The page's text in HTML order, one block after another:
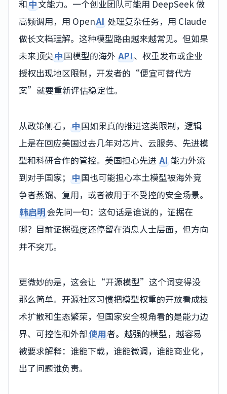
和中文能力。一个创业团队可能用 DeepSeek 做
高频调用，用 OpenAI 处理复杂任务，用 Claude
做长文档理解。这种模型路由越来越常见。但如果
未来顶尖中国模型的海外 API、权重发布或企业
授权出现地区限制，开发者的“便宜可替代方
案”就要重新评估稳定性。
从政策侧看， 中国如果真的推进这类限制，逻辑
上是在回应美国过去几年对芯片、云服务、先进模
型和科研合作的管控。美国担心先进 AI 能力外流
到对手国家； 中国也可能担心本土模型被海外竞
争者蒸馏、复用，或者被用于不受控的安全场景。
韩启明会先问一句：这句话是谁说的，证据在
哪？目前证据强度还停留在消息人士层面，但方向
并不突兀。
更微妙的是，这会让“开源模型”这个词变得没
那么简单。开源社区习惯把模型权重的开放看成技
术扩散和生态繁荣，但国家安全视角看的是能力边
界、可控性和外部使用者。越强的模型，越容易
被要求解释：谁能下载，谁能微调，谁能商业化，
出了问题谁负责。